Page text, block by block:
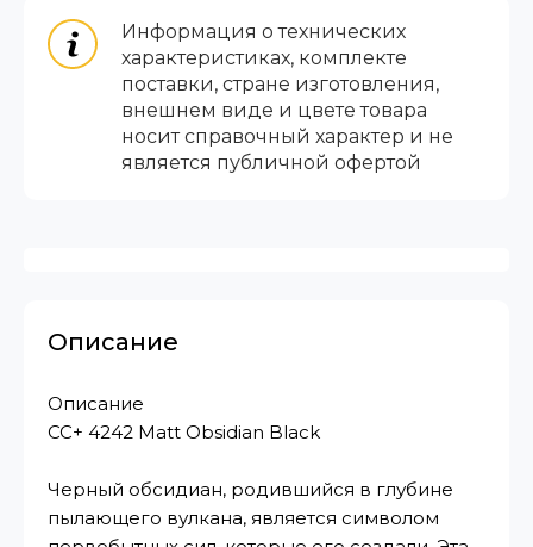
Информация о технических
характеристиках, комплекте
поставки, стране изготовления,
внешнем виде и цвете товара
носит справочный характер и не
является публичной офертой
Описание
Описание
CC+ 4242 Matt Obsidian Black
Черный обсидиан, родившийся в глубине
пылающего вулкана, является символом